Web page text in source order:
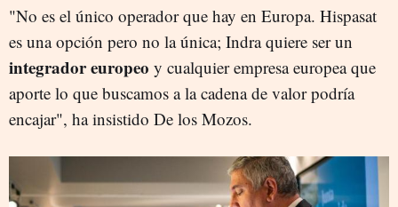
"No es el único operador que hay en Europa. Hispasat
es una opción pero no la única; Indra quiere ser un
integrador europeo y cualquier empresa europea que
aporte lo que buscamos a la cadena de valor podría
encajar", ha insistido De los Mozos.